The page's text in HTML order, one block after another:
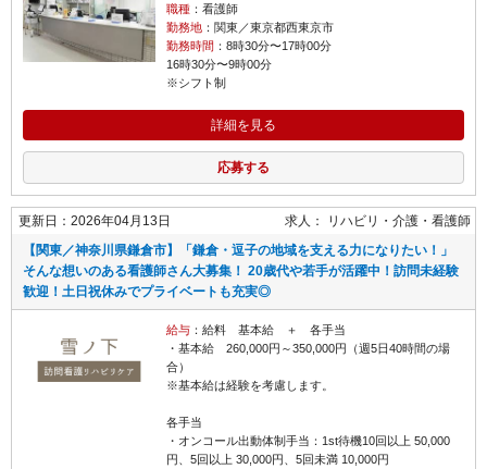
職種：看護師
勤務地：関東／東京都西東京市
勤務時間 ：8時30分〜17時00分
16時30分〜9時00分
※シフト制
詳細を見る
応募する
更新日：2026年04月13日 求人： リハビリ・介護
看護師
【関東／神奈川県鎌倉市】「鎌倉・逗子の地域を支える力になりたい！」
そんな想いのある看護師さん大募集！ 20歳代や若手が活躍中！訪問未経験
歓迎！土日祝休みでプライベートも充実◎
給与：給料 基本給 ＋ 各手当
・基本給 260,000円～350,000円（週5日40時間の場
合）
※基本給は経験を考慮します。
各手当
・オンコール出動体制手当：1st待機10回以上 50,000
円、5回以上 30,000円、5回未満 10,000円